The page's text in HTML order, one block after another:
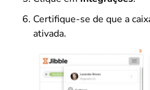
Certifique-se de que a
ativada.